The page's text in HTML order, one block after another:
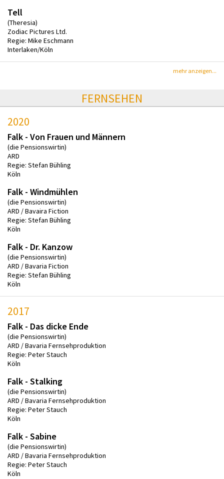
Tell
(Theresia)
Zodiac Pictures Ltd.
Regie: Mike Eschmann
Interlaken/Köln
mehr anzeigen...
FERNSEHEN
2020
Falk - Von Frauen und Männern
(die Pensionswirtin)
ARD
Regie: Stefan Bühling
Köln
Falk - Windmühlen
(die Pensionswirtin)
ARD / Bavaira Fiction
Regie: Stefan Bühling
Köln
Falk - Dr. Kanzow
(die Pensionswirtin)
ARD / Bavaria Fiction
Regie: Stefan Bühling
Köln
2017
Falk - Das dicke Ende
(die Pensionswirtin)
ARD / Bavaria Fernsehproduktion
Regie: Peter Stauch
Köln
Falk - Stalking
(die Pensionswirtin)
ARD / Bavaria Fernsehproduktion
Regie: Peter Stauch
Köln
Falk - Sabine
(die Pensionswirtin)
ARD / Bavaria Fernsehproduktion
Regie: Peter Stauch
Köln